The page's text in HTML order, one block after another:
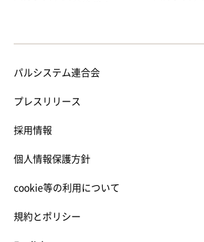
パルシステム連合会
プレスリリース
採用情報
個人情報保護方針
cookie等の利用について
規約とポリシー